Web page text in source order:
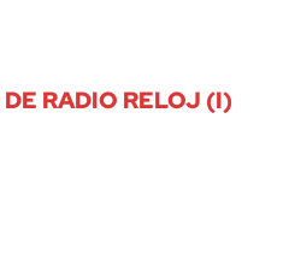
RADIO RELOJ (I)